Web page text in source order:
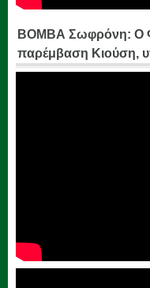
ΒΟΜΒΑ Σωφρόνη: Ο
παρέμβαση Κιούση,